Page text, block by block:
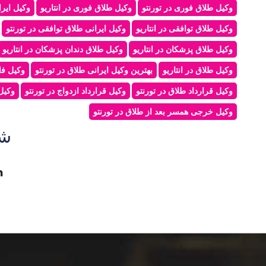
وکیل وکیل طلاق فوری در انتاریو
وکیل طلاق فوری در تورنتو
وکیل ایرانی طلاق توافقی در تورنتو
وکیل طلاق توافقی در انتاریو
وکیل طلاق دندان پزشکان در انتاریو
وکیل طلاق پزشکان در انتاریو
وکیل
بهترین وکیل ایرانی طلاق در تورنتو
وکیل طلاق در انتاریو
وکیل قرارداد ازدواج در تورنتو
وکیل قرارداد طلاق در تورنتو
وکیل خرجی همسر بعد از طلاق در تورنتو